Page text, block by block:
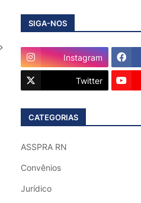
SIGA-NOS
Instagram
Twitter
CATEGORIAS
ASSPRA RN
Convênios
Jurídico